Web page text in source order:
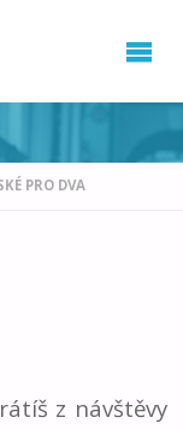
PRO DVA
z návštěvy